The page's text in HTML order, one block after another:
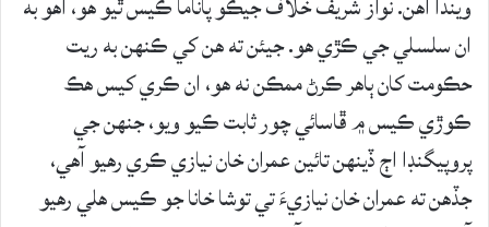
ان سلسلي جي ڪڙي هو. جيئن ته هن کي ڪنهن به ريت
حڪومت کان ٻاهر ڪرڻ ممڪن نه هو، ان ڪري کيس هڪ
ڪوڙي ڪيس ۾ ڦاسائي چور ثابت ڪيو ويو، جنهن جي
پروپيگنڊا اڄ ڏينهن تائين عمران خان نيازي ڪري رهيو آهي،
جڏهن ته عمران خان نيازيءَ تي توشا خانا جو ڪيس هلي رهيو